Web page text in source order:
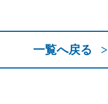
一覧へ戻る >